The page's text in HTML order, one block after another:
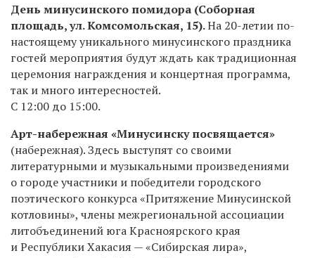
День минусинского помидора (Соборная
площадь, ул. Комсомольская, 15).На 20-летии по-
настоящему уникального минусинского праздника
гостей мероприятия будут ждать как традиционная
церемония награждения и концертная программа,
так и много интересностей.
С 12:00 до 15:00.
Арт-набережная «Минусинску посвящается»
(набережная). Здесь выступят со своими
литературными и музыкальными произведениями
о городеучастники и победители городского
поэтического конкурса «Притяжение Минусинской
котловины», члены межрегиональной ассоциации
литобъединений юга Красноярского края
и Республики Хакасия — «Сибирская лира»,